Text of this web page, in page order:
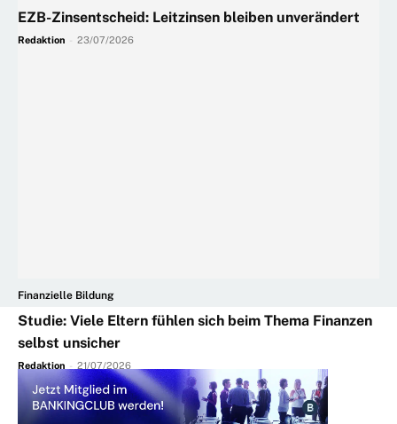
EZB-Zinsentscheid: Leitzinsen bleiben unverändert
Redaktion 23/07/2026
Finanzielle Bildung
Studie: Viele Eltern fühlen sich beim Thema Finanzen
selbst unsicher
Redaktion - 21/07/2026